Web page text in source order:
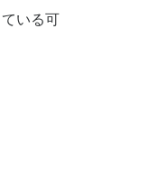
いる可